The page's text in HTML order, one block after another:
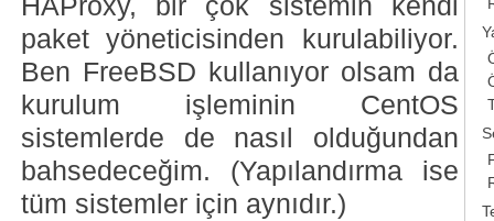
HAProxy, bir çok sistemin kendi
paket yöneticisinden kurulabiliyor.
Ben FreeBSD kullanıyor olsam da
kurulum işleminin CentOS
sistemlerde de nasıl olduğundan
bahsedeceğim. (Yapılandırma ise
tüm sistemler için aynıdır.)